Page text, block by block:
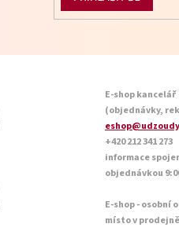
E-shop kancelář
(objednávky,
+420 212 341 273
informace
objednávkou
E-shop - osobní
místo v